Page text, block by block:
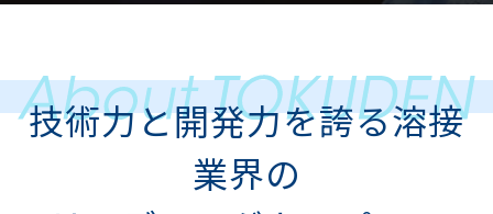
技術力と開発力を誇る溶接
業界の